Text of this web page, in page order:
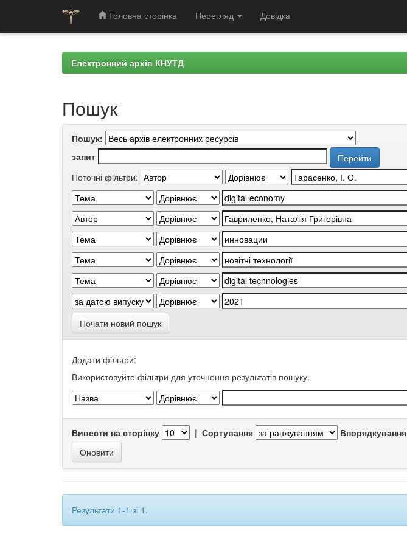
Головна сторінка Перегляд Довідка
Електронний архів КНУТД
Пошук
Пошук:
запит
Поточні фільтри:
Почати новий пошук
Додати фільтри:
Використовуйте фільтри для уточнення результатів пошуку.
Вивести на сторінку | Сортування Впорядкування
Результати 1-1 зі 1.